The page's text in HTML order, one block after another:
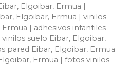
Elgoibar, Ermua |
Elgoibar, Ermua | vinilos
| adhesivos infantiles
suelo Eibar, Elgoibar,
pared Eibar, Elgoibar, Ermua
Ermua | fotos vinilos